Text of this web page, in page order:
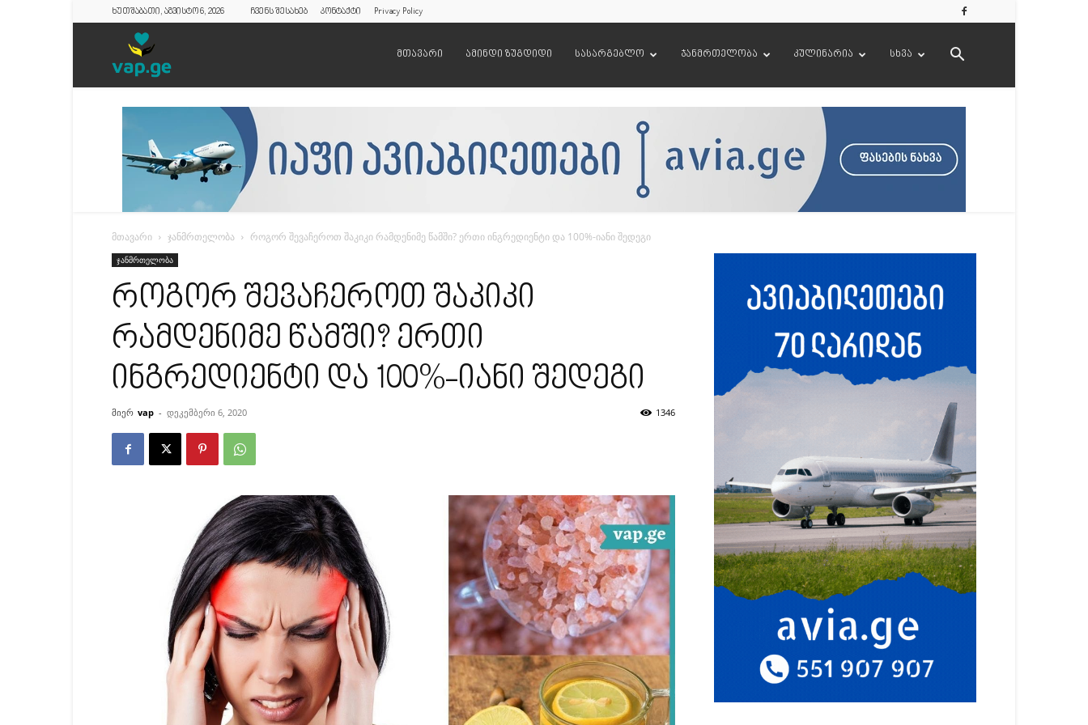
ხუთშაბათი, აგვისტო 6, 2026 ჩვენს შესახებ კონტაქტი Privacy Policy
მთავარი ამინდი ზუგდიდი სასარგებლო ჯანმრთელობა კულინარია სხვა
მთავარი ჯანმრთელობა როგორ შევაჩეროთ შაკიკი რამდენიმე წამში? ერთი ინგრედიენტი და 100%-იანი შედეგი
ჯანმრთელობა
როგორ შევაჩეროთ შაკიკი
რამდენიმე წამში? ერთი
ინგრედიენტი და 100%-იანი შედეგი
მიერ vap - დეკემბერი 6, 2020 1346